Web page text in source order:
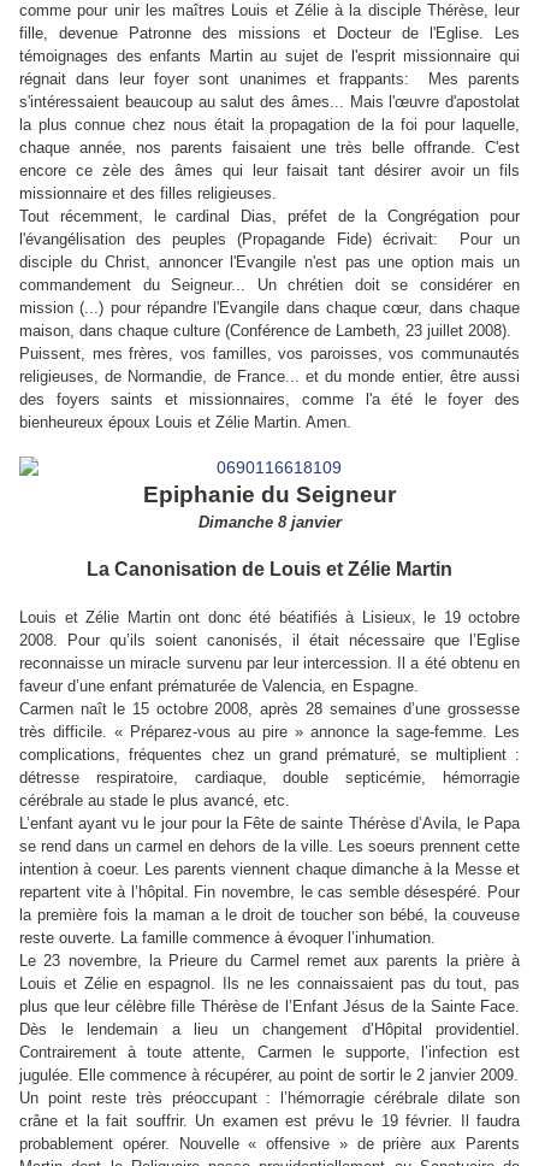
comme pour unir les maîtres Louis et Zélie à la disciple Thérèse, leur
fille, devenue Patronne des missions et Docteur de l'Eglise. Les
témoignages des enfants Martin au sujet de l'esprit missionnaire qui
régnait dans leur foyer sont unanimes et frappants: Mes parents
s'intéressaient beaucoup au salut des âmes... Mais l'œuvre d'apostolat
la plus connue chez nous était la propagation de la foi pour laquelle,
chaque année, nos parents faisaient une très belle offrande. C'est
encore ce zèle des âmes qui leur faisait tant désirer avoir un fils
missionnaire et des filles religieuses.
Tout récemment, le cardinal Dias, préfet de la Congrégation pour
l'évangélisation des peuples (Propagande Fide) écrivait: Pour un
disciple du Christ, annoncer l'Evangile n'est pas une option mais un
commandement du Seigneur... Un chrétien doit se considérer en
mission (...) pour répandre l'Evangile dans chaque cœur, dans chaque
maison, dans chaque culture (Conférence de Lambeth, 23 juillet 2008).
Puissent, mes frères, vos familles, vos paroisses, vos communautés
religieuses, de Normandie, de France... et du monde entier, être aussi
des foyers saints et missionnaires, comme l'a été le foyer des
bienheureux époux Louis et Zélie Martin. Amen.
Epiphanie du Seigneur
Dimanche 8 janvier
La Canonisation de Louis et Zélie Martin
Louis et Zélie Martin ont donc été béatifiés à Lisieux, le 19 octobre
2008. Pour qu’ils soient canonisés, il était nécessaire que l’Eglise
reconnaisse un miracle survenu par leur intercession. Il a été obtenu en
faveur d’une enfant prématurée de Valencia, en Espagne.
Carmen naît le 15 octobre 2008, après 28 semaines d’une grossesse
très difficile. « Préparez-vous au pire » annonce la sage-femme. Les
complications, fréquentes chez un grand prématuré, se multiplient :
détresse respiratoire, cardiaque, double septicémie, hémorragie
cérébrale au stade le plus avancé, etc.
L’enfant ayant vu le jour pour la Fête de sainte Thérèse d’Avila, le Papa
se rend dans un carmel en dehors de la ville. Les soeurs prennent cette
intention à coeur. Les parents viennent chaque dimanche à la Messe et
repartent vite à l’hôpital. Fin novembre, le cas semble désespéré. Pour
la première fois la maman a le droit de toucher son bébé, la couveuse
reste ouverte. La famille commence à évoquer l’inhumation.
Le 23 novembre, la Prieure du Carmel remet aux parents la prière à
Louis et Zélie en espagnol. Ils ne les connaissaient pas du tout, pas
plus que leur célèbre fille Thérèse de l’Enfant Jésus de la Sainte Face.
Dès le lendemain a lieu un changement d’Hôpital providentiel.
Contrairement à toute attente, Carmen le supporte, l’infection est
jugulée. Elle commence à récupérer, au point de sortir le 2 janvier 2009.
Un point reste très préoccupant : l’hémorragie cérébrale dilate son
crâne et la fait souffrir. Un examen est prévu le 19 février. Il faudra
probablement opérer. Nouvelle « offensive » de prière aux Parents